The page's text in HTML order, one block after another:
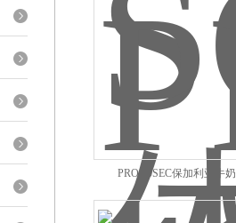
PRO 40SEC保加利亚牛